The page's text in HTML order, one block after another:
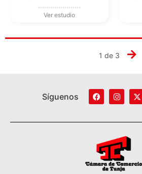
1 de 3
Síguenos